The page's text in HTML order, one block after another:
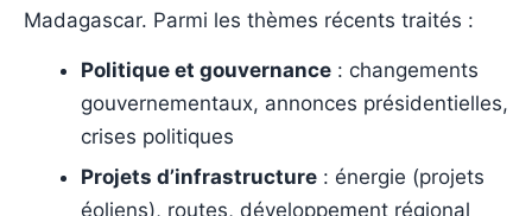
Madagascar. Parmi les thèmes récents traités :
Politique et gouvernance : changements
gouvernementaux, annonces présidentielles,
crises politiques
Projets d’infrastructure : énergie (projets
éoliens), routes, développement régional